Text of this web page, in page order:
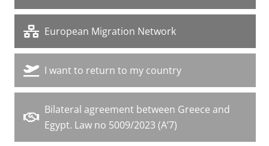
European Migration Network
I want to return to my country
Bilateral agreement between Greece and
Egypt. Law no 5009/2023 (Α’7)